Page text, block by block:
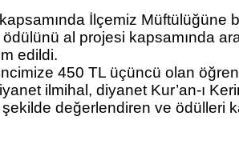
İlçemiz Müftülüğüne
al projesi kapsamında
edildi.
450 TL üçüncü olan
ilmihal, diyanet Kur’an-ı
değerlendiren ve ödülleri